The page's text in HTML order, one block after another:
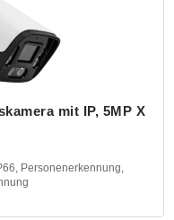
mit IP, 5MP X
Personenerkennung,